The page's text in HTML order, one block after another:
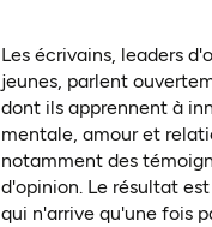
Les écrivains, leaders
jeunes, parlent
dont ils apprennent à
mentale, amour et
notamment des
d'opinion. Le résultat
qui n'arrive qu'une fois